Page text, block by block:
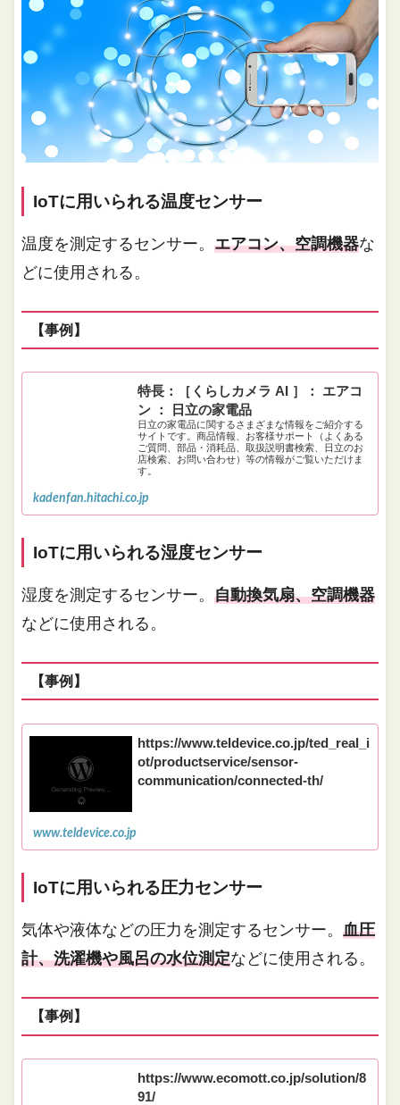
IoTに用いられる温度センサー
温度を測定するセンサー。エアコン、空調機器な
どに使用される。
【事例】
特長：［くらしカメラ AI ］： エアコ
ン ： 日立の家電品
日立の家電品に関するさまざまな情報をご紹介する
サイトです。商品情報、お客様サポート（よくある
ご質問、部品・消耗品、取扱説明書検索、日立のお
店検索、お問い合わせ）等の情報がご覧いただけま
す。
kadenfan.hitachi.co.jp
IoTに用いられる湿度センサー
湿度を測定するセンサー。自動換気扇、空調機器
などに使用される。
【事例】
https://www.teldevice.co.jp/ted_real_i
ot/productservice/sensor-
communication/connected-th/
www.teldevice.co.jp
IoTに用いられる圧力センサー
気体や液体などの圧力を測定するセンサー。血圧
計、洗濯機や風呂の水位測定などに使用される。
【事例】
https://www.ecomott.co.jp/solution/8
91/